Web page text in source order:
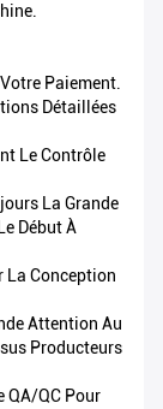
Paiement.
Détaillées
Le Contrôle
La Grande
Début À
La Conception
Attention Au
Producteurs
QA/QC Pour